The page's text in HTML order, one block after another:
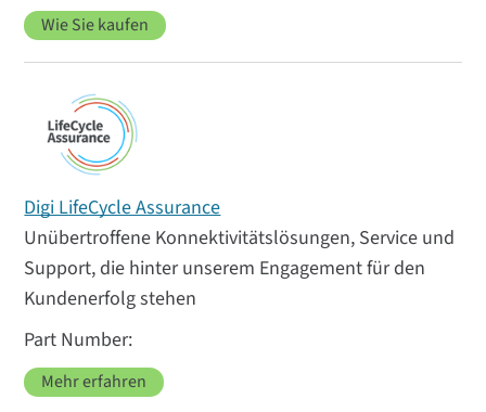
Wie Sie kaufen
Digi LifeCycle Assurance
Unübertroffene Konnektivitätslösungen, Service und
Support, die hinter unserem Engagement für den
Kundenerfolg stehen
Mehr erfahren